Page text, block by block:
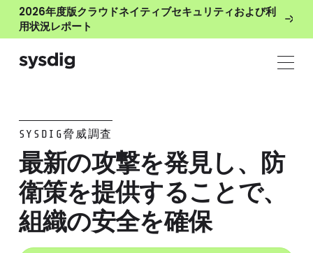
2026年度版クラウドネイティブセキュリティおよび利
用状況レポート
SYSDIG脅威調査
最新の攻撃を発見し、防
衛策を提供することで、
組織の安全を確保